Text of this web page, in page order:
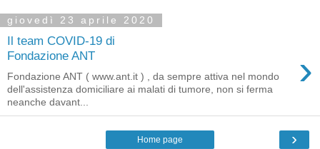
giovedì 23 aprile 2020
Il team COVID-19 di
Fondazione ANT
›
Fondazione ANT ( www.ant.it ) , da sempre attiva nel mondo
dell'assistenza domiciliare ai malati di tumore, non si ferma
neanche davant...
›
Home page